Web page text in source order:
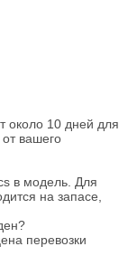
около 10 дней для
от вашего
в модель. Для
на запасе,
перевозки